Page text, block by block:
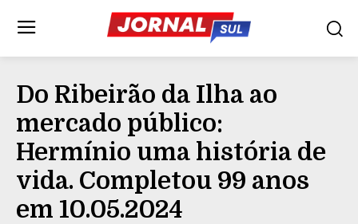
Do Ribeirão da Ilha ao
mercado público:
Hermínio uma história de
vida. Completou 99 anos
em 10.05.2024